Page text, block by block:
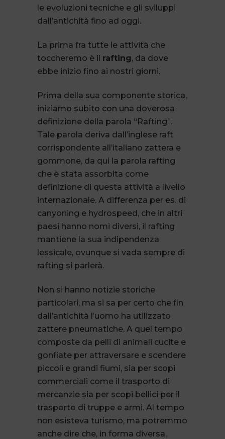
le evoluzioni tecniche e gli sviluppi
dall’antichità fino ad oggi.
La prima fra tutte le attività che
toccheremo è il rafting, da dove
ebbe inizio fino ai nostri giorni.
Prima della sua componente storica,
iniziamo subito con una doverosa
definizione della parola “Rafting”.
Tale parola deriva dall’inglese raft
corrispondente all’italiano zattera e
gommone, da qui la parola rafting
che è stata assorbita come
definizione di questa attività a livello
internazionale. A differenza per es. di
canyoning e hydrospeed, che in altri
paesi hanno nomi diversi, il rafting
mantiene la sua indipendenza
lessicale, ovunque si vada sempre di
rafting si parlerà.
Non si hanno notizie storiche
particolari, ma si sa per certo che fin
dall’antichità l’uomo ha utilizzato
zattere pneumatiche. A quel tempo
composte da pelli di animali cucite e
gonfiate per attraversare e scendere
piccoli e grandi fiumi, sia per scopi
commerciali come il trasporto di
mercanzie sia per scopi bellici per il
trasporto di truppe e armi. Al tempo
non esisteva turismo, ma potremmo
anche dire che, in forma diversa,